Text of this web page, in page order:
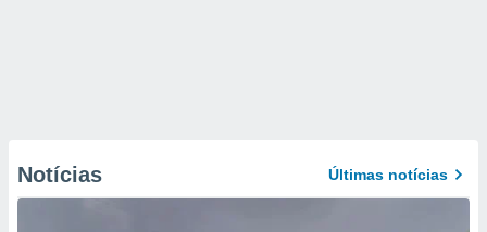
Notícias Últimas notícias